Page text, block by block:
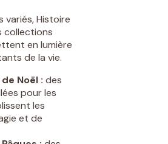
variés, Histoire
collections
en lumière
de la vie.
Noël : des
pour les
les
et de